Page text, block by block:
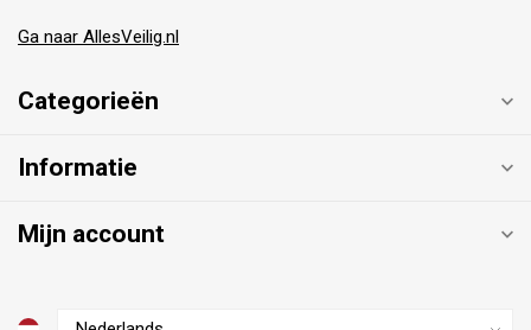
Ga naar AllesVeilig.nl
Categorieën
Informatie
Mijn account